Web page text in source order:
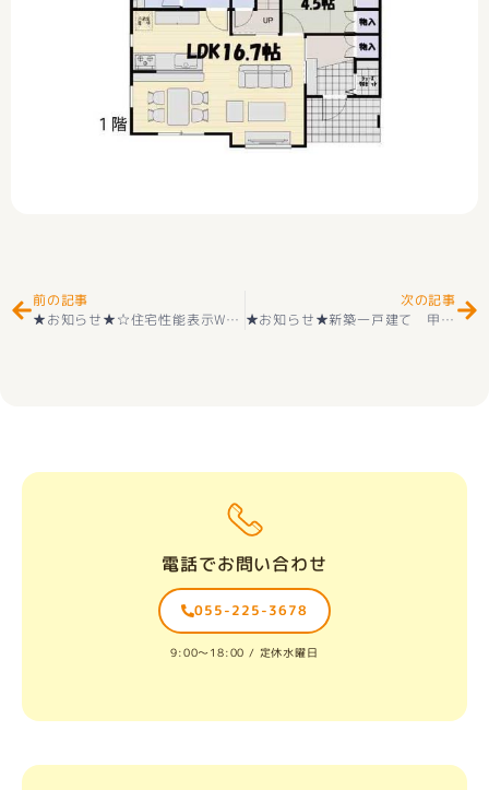
前の記事
★お知らせ★☆住宅性能表示W取得☆ 新築一戸建て 南アルプス市寺部 全2棟 2階建 4ＬＤＫ ＋カースペース４台 外構付き 耐震等級３＋長期優良住宅取得 若草小学校＋若草中学校 好評販売中(^^♪
次の記事
★お知らせ★新築一戸建て 甲府市青葉町 第２ １号棟 2階建 4ＬＤＫ 耐震等級3取得 ＋住宅性能評価付 2680万円 オール電化（IH＋エコキュート） 好評販売中(^^♪
電話でお問い合わせ
055-225-3678
9:00〜18:00 / 定休水曜日